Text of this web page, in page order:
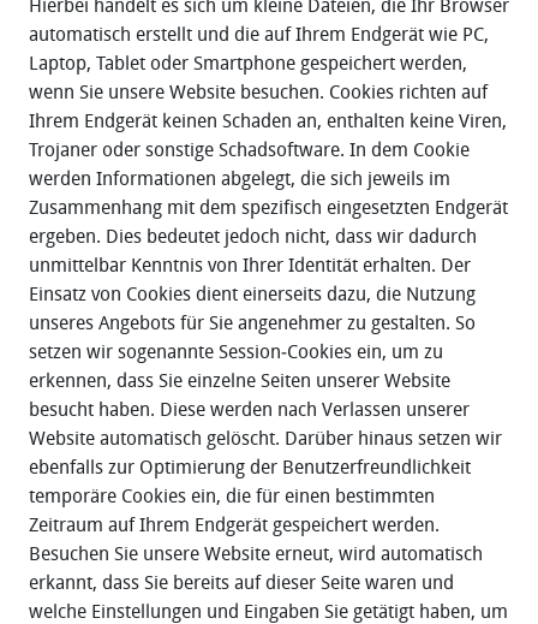
Hierbei handelt es sich um kleine Dateien, die Ihr Browser
automatisch erstellt und die auf Ihrem Endgerät wie PC,
Laptop, Tablet oder Smartphone gespeichert werden,
wenn Sie unsere Website besuchen. Cookies richten auf
Ihrem Endgerät keinen Schaden an, enthalten keine Viren,
Trojaner oder sonstige Schadsoftware. In dem Cookie
werden Informationen abgelegt, die sich jeweils im
Zusammenhang mit dem spezifisch eingesetzten Endgerät
ergeben. Dies bedeutet jedoch nicht, dass wir dadurch
unmittelbar Kenntnis von Ihrer Identität erhalten. Der
Einsatz von Cookies dient einerseits dazu, die Nutzung
unseres Angebots für Sie angenehmer zu gestalten. So
setzen wir sogenannte Session‐Cookies ein, um zu
erkennen, dass Sie einzelne Seiten unserer Website
besucht haben. Diese werden nach Verlassen unserer
Website automatisch gelöscht. Darüber hinaus setzen wir
ebenfalls zur Optimierung der Benutzerfreundlichkeit
temporäre Cookies ein, die für einen bestimmten
Zeitraum auf Ihrem Endgerät gespeichert werden.
Besuchen Sie unsere Website erneut, wird automatisch
erkannt, dass Sie bereits auf dieser Seite waren und
welche Einstellungen und Eingaben Sie getätigt haben, um